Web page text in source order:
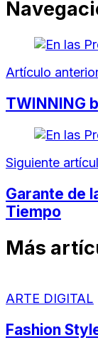
Artículo
TWINNING
Siguiente
Garante de
Tiempo
Más
ARTE DIGITAL
Fashion